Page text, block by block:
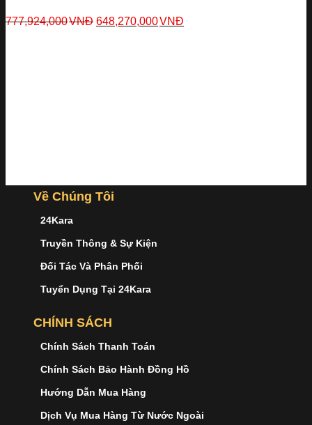
777,924,000VNĐ 648,270,000VNĐ
Về Chúng Tôi
24Kara
Truyền Thông & Sự Kiện
Đối Tác Và Phân Phối
Tuyển Dụng Tại 24Kara
CHÍNH SÁCH
Chính Sách Thanh Toán
Chính Sách Bảo Hành Đồng Hồ
Hướng Dẫn Mua Hàng
Dịch Vụ Mua Hàng Từ Nước Ngoài